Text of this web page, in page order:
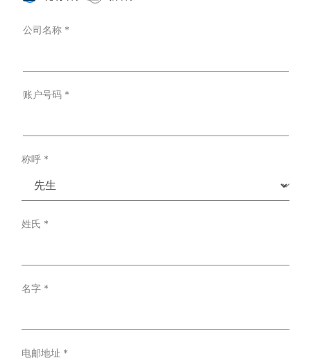
u
t
T
公司名称 *
账户号码 *
称呼 *
姓氏 *
名字 *
电邮地址 *